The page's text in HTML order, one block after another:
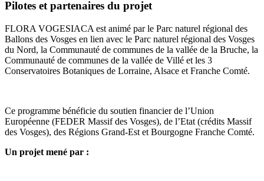
Pilotes et partenaires du projet
FLORA VOGESIACA est animé par le Parc naturel régional des
Ballons des Vosges en lien avec le Parc naturel régional des Vosges
du Nord, la Communauté de communes de la vallée de la Bruche, la
Communauté de communes de la vallée de Villé et les 3
Conservatoires Botaniques de Lorraine, Alsace et Franche Comté.
Ce programme bénéficie du soutien financier de l’Union
Européenne (FEDER Massif des Vosges), de l’Etat (crédits Massif
des Vosges), des Régions Grand-Est et Bourgogne Franche Comté.
Un projet mené par :